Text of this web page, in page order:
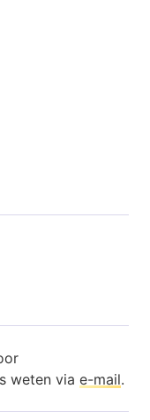
weten via e-mail.